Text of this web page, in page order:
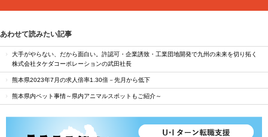
あわせて読みたい記事
大手がやらない、だから面白い。許認可・企業誘致・工業団地開発で九州の未来を切り拓く
株式会社タケダコーポレーションの武田社長
熊本県2023年7月の求人倍率1.30倍－先月から低下
熊本県内ペット事情～県内アニマルスポットもご紹介～